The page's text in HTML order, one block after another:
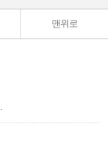
맨위로